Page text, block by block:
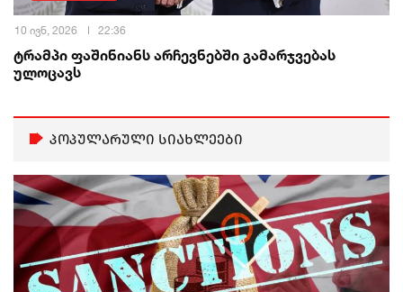
10 ივნ, 2026 22:36
ტრამპი ფაშინიანს არჩევნებში გამარჯვებას
ულოცავს
პოპულარული სიახლეები